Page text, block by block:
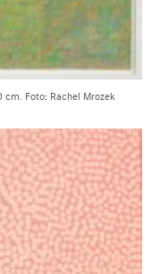
Foto: Rachel Mrozek